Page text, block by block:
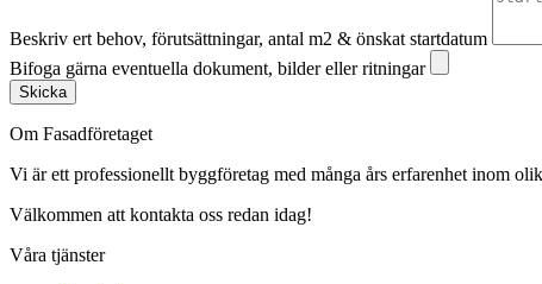
Beskriv ert behov, förutsättningar, antal m2 & önskat startdatum
Bifoga gärna eventuella dokument, bilder eller ritningar
Skicka
Om Fasadföretaget
Vi är ett professionellt byggföretag med många års erfarenhet inom
Välkommen att kontakta oss redan idag!
Våra tjänster